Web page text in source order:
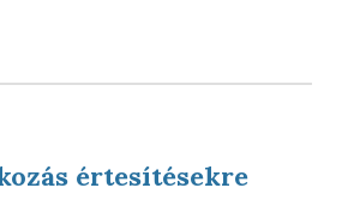
értesítésekre